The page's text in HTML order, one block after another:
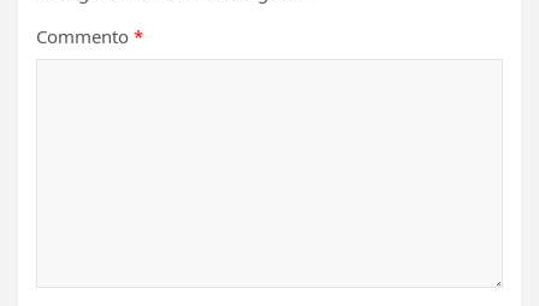
Commento *